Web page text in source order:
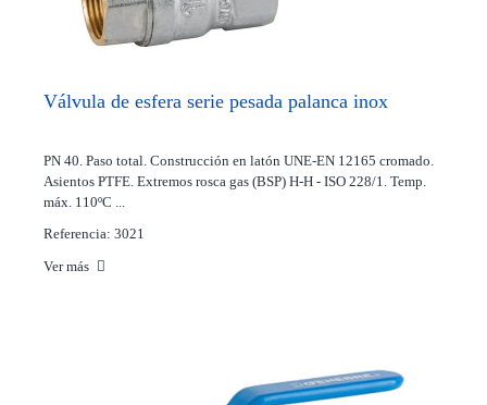
Válvula de esfera serie pesada palanca inox
PN 40. Paso total. Construcción en latón UNE-EN 12165 cromado.
Asientos PTFE. Extremos rosca gas (BSP) H-H - ISO 228/1. Temp.
máx. 110ºC ...
Referencia: 3021
Ver más